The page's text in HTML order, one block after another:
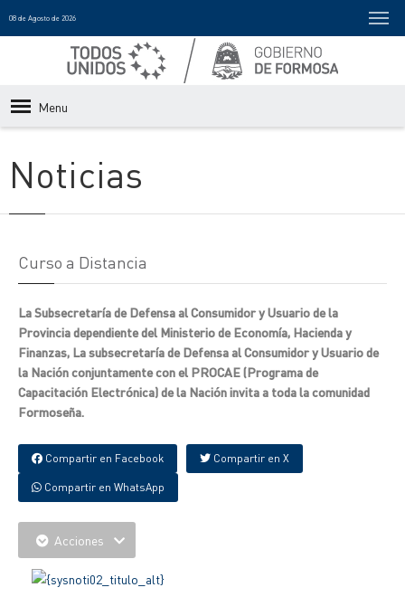
08 de Agosto de 2026
Menu
Noticias
Curso a Distancia
La Subsecretaría de Defensa al Consumidor y Usuario de la
Provincia dependiente del Ministerio de Economía, Hacienda y
Finanzas, La subsecretaría de Defensa al Consumidor y Usuario de
la Nación conjuntamente con el PROCAE (Programa de
Capacitación Electrónica) de la Nación invita a toda la comunidad
Formoseña.
Compartir en Facebook Compartir en X
Compartir en WhatsApp
Acciones